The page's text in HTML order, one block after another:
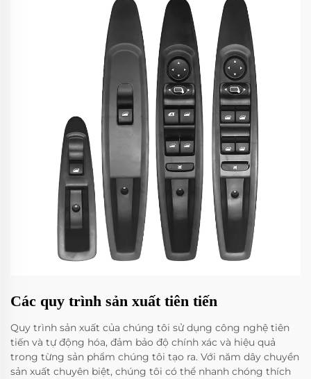
Các quy trình sản xuất tiên tiến
Quy trình sản xuất của chúng tôi sử dụng công nghệ tiên
tiến và tự động hóa, đảm bảo độ chính xác và hiệu quả
trong từng sản phẩm chúng tôi tạo ra. Với năm dây chuyền
sản xuất chuyên biệt, chúng tôi có thể nhanh chóng thích